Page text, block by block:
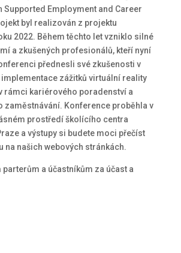
Supported Employment and Career
byl realizován z projektu
2022. Během těchto let vzniklo silné
a zkušených profesionálů, kteří nyní
přednesli své zkušenosti v
zážitků virtuální reality
rámci kariérového poradenství a
zaměstnávání. Konference proběhla v
prostředí školícího centra
a výstupy si budete moci přečíst
na našich webových stránkách.
parterům a účastníkům za účast a